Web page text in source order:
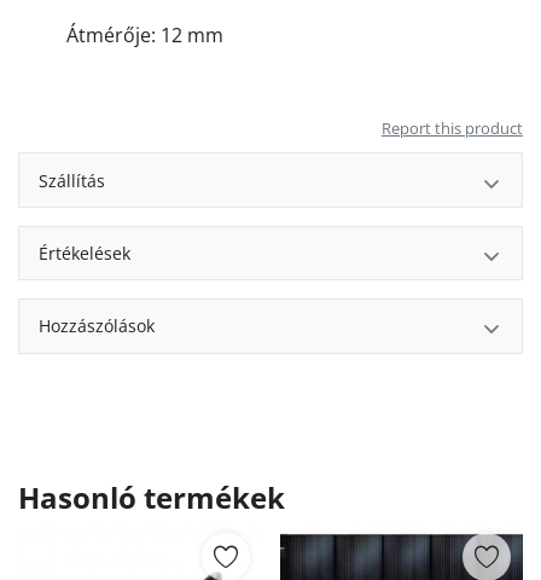
Átmérője: 12 mm
Report this product
Szállítás
Értékelések
Hozzászólások
Hasonló termékek